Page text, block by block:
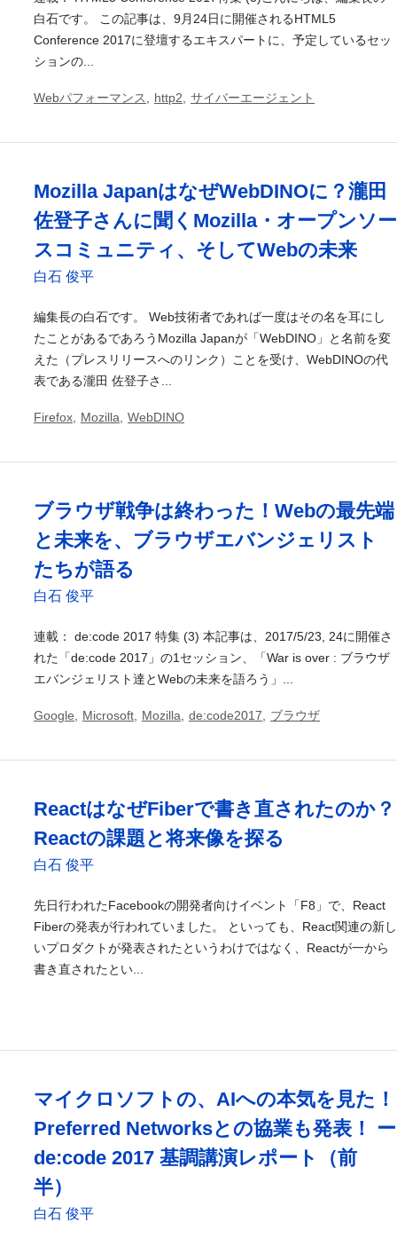
白石です。 この記事は、9月24日に開催されるHTML5
Conference 2017に登壇するエキスパートに、予定しているセッ
ションの...
Webパフォーマンス http2 サイバーエージェント
Mozilla JapanはなぜWebDINOに？瀧田
佐登子さんに聞くMozilla・オープンソー
スコミュニティ、そしてWebの未来
白石 俊平
編集長の白石です。 Web技術者であれば一度はその名を耳にし
たことがあるであろうMozilla Japanが「WebDINO」と名前を変
えた（プレスリリースへのリンク）ことを受け、WebDINOの代
表である瀧田 佐登子さ...
Firefox Mozilla WebDINO
ブラウザ戦争は終わった！Webの最先端
と未来を、ブラウザエバンジェリスト
たちが語る
白石 俊平
連載： de:code 2017 特集 (3) 本記事は、2017/5/23, 24に開催さ
れた「de:code 2017」の1セッション、「War is over : ブラウザ
エバンジェリスト達とWebの未来を語ろう」...
Google Microsoft Mozilla de:code2017 ブラウザ
ReactはなぜFiberで書き直されたのか？
Reactの課題と将来像を探る
白石 俊平
先日行われたFacebookの開発者向けイベント「F8」で、React
Fiberの発表が行われていました。 といっても、React関連の新し
いプロダクトが発表されたというわけではなく、Reactが一から
書き直されたとい...
マイクロソフトの、AIへの本気を見た！
Preferred Networksとの協業も発表！ ー
de:code 2017 基調講演レポート（前
半）
白石 俊平